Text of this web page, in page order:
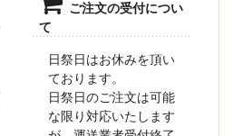
ご注文の受付につい
て
日祭日はお休みを頂い
ております。
日祭日のご注文は可能
な限り対応いたします